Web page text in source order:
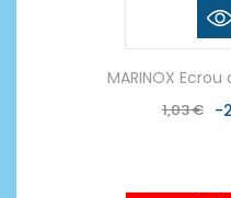
MARINOX
1,03 € -